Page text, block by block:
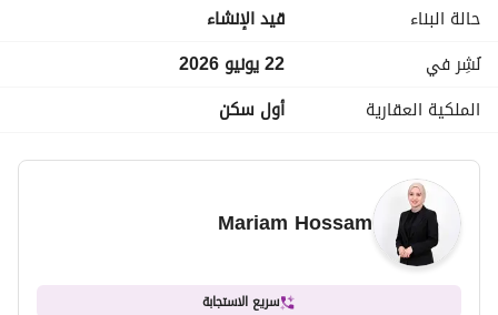
حالة البناء
قيد الإنشاء
نُشِر في
22 يونيو 2026
الملكية العقارية
أول سكن
Mariam Hossam
سريع الاستجابة